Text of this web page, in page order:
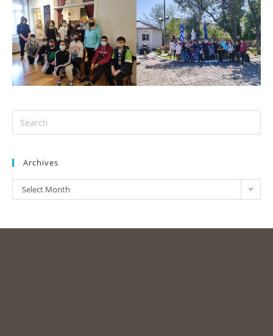
Archives
Select Month